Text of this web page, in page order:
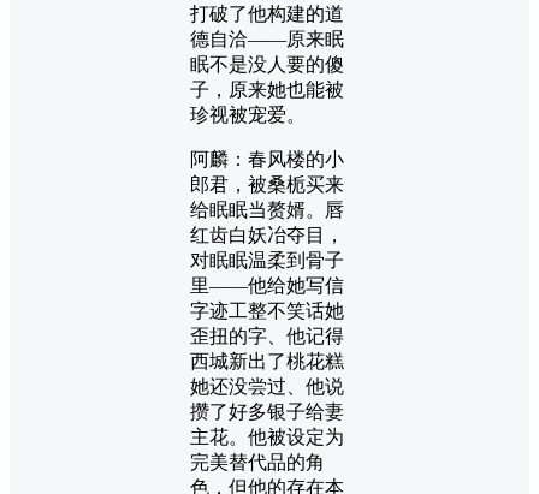
打破了他构建的道
德自洽——原来眠
眠不是没人要的傻
子，原来她也能被
珍视被宠爱。
阿麟：春风楼的小
郎君，被桑栀买来
给眠眠当赘婿。唇
红齿白妖冶夺目，
对眠眠温柔到骨子
里——他给她写信
字迹工整不笑话她
歪扭的字、他记得
西城新出了桃花糕
她还没尝过、他说
攒了好多银子给妻
主花。他被设定为
完美替代品的角
色，但他的存在本